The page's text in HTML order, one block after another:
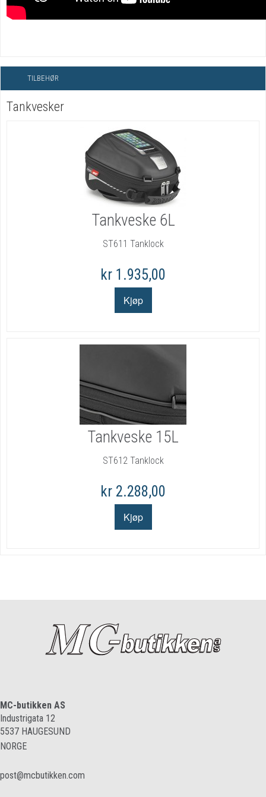
TILBEHØR
Tankvesker
Tankveske 6L
ST611 Tanklock
kr 1.935,00
Tankveske 15L
ST612 Tanklock
kr 2.288,00
MC-butikken AS
Industrigata 12
5537 HAUGESUND
NORGE
post@mcbutikken.com